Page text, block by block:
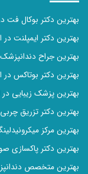
بهترین دکتر بوکال فت
بهترین دکتر ایمپلنت در
بهترین جراح
بهترین دکتر بوتاکس در
بهترین پزشک زیبایی در
بهترین دکتر تزریق
بهترین مرکز
بهترین دکتر پاکسازی
بهترین متخصص